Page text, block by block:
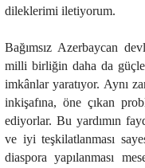
dileklerimi iletiyorum.
Bağımsız Azerbaycan
milli birliğin daha da
imkânlar yaratıyor. Aynı
inkişafına, öne çıkan
ediyorlar. Bu yardımın
ve iyi teşkilatlanması
diaspora yapılanması